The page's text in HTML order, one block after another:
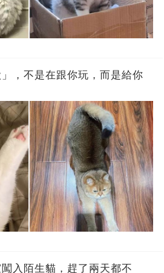
，不是在跟你玩，而是給你
入陌生貓，趕了兩天都不